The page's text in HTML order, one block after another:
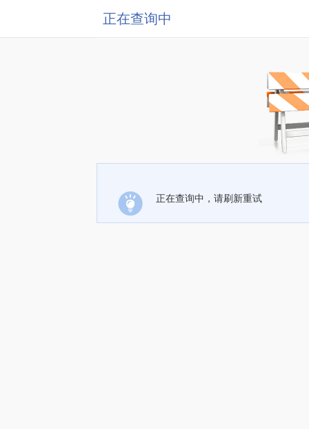
正在查询中
正在查询中，请刷新重试